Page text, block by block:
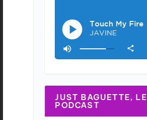
JUST BAGUETTE, LE
PODCAST